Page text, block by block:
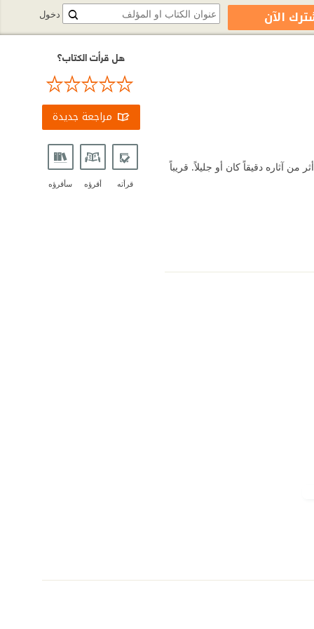
من آثاره دقيقاً كان أو جليلاً. قريباً
هل قرأت الكتاب؟
مراجعة جديدة
قرأته أقرؤه سأقرؤه
دخول الآن